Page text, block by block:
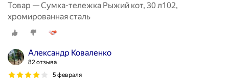
Товар — Сумка-тележка Рыжий кот, 30 л102,
хромированная сталь
Александр Коваленко
82 отзыва
5 февраля